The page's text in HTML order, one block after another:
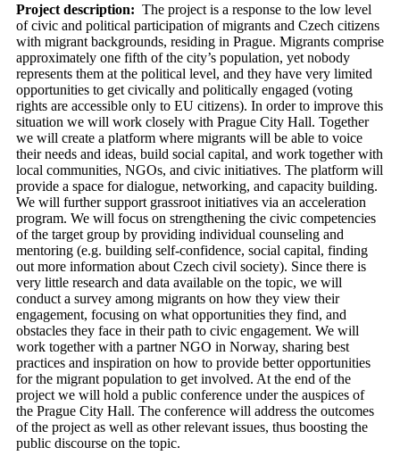
Project description: The project is a response to the low level
of civic and political participation of migrants and Czech citizens
with migrant backgrounds, residing in Prague. Migrants comprise
approximately one fifth of the city’s population, yet nobody
represents them at the political level, and they have very limited
opportunities to get civically and politically engaged (voting
rights are accessible only to EU citizens). In order to improve this
situation we will work closely with Prague City Hall. Together
we will create a platform where migrants will be able to voice
their needs and ideas, build social capital, and work together with
local communities, NGOs, and civic initiatives. The platform will
provide a space for dialogue, networking, and capacity building.
We will further support grassroot initiatives via an acceleration
program. We will focus on strengthening the civic competencies
of the target group by providing individual counseling and
mentoring (e.g. building self-confidence, social capital, finding
out more information about Czech civil society). Since there is
very little research and data available on the topic, we will
conduct a survey among migrants on how they view their
engagement, focusing on what opportunities they find, and
obstacles they face in their path to civic engagement. We will
work together with a partner NGO in Norway, sharing best
practices and inspiration on how to provide better opportunities
for the migrant population to get involved. At the end of the
project we will hold a public conference under the auspices of
the Prague City Hall. The conference will address the outcomes
of the project as well as other relevant issues, thus boosting the
public discourse on the topic.